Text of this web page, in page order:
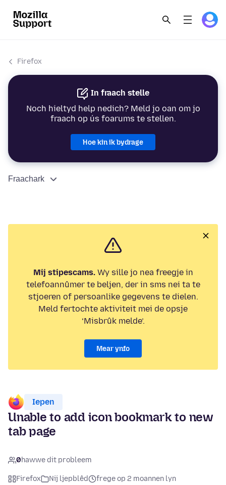
Firefox
In fraach stelle
Noch hieltyd help nedich? Meld jo oan om jo
fraach op ús foarums te stellen.
Hoe kin ik bydrage
Fraachark
Mij stipescams.Wy sille jo nea freegje in
telefoannûmer te beljen, der in sms nei ta te
stjoeren of persoanlike gegevens te dielen.
Meld fertochte aktiviteit mei de opsje
‘Misbrûk melde’.
Mear ynfo
Iepen
Unable to add icon bookmark to new
tab page
0hawwe dit probleem
Firefox Nij ljepblêd frege op 2 moannen lyn